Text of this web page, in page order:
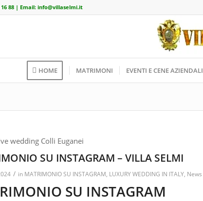
88 | Email: info@villaselmi.it
HOME MATRIMONI EVENTI E CENE AZIENDALI
SU INSTAGRAM – VILLA SELMI
/ in MATRIMONIO SU INSTAGRAM, LUXURY WEDDING IN ITALY, News
SU INSTAGRAM